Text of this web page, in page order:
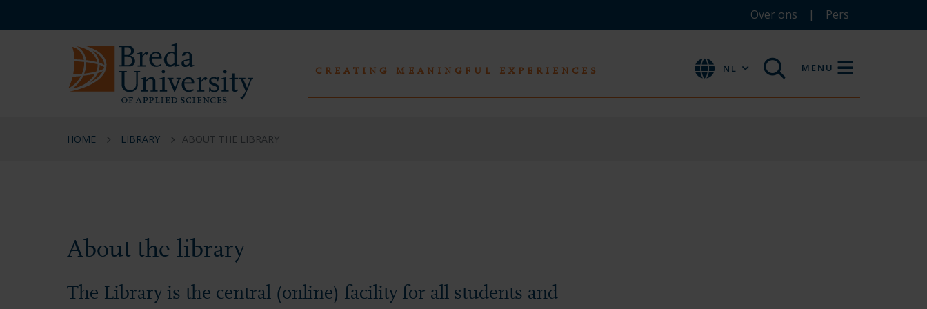
en
en
en
menu
NL
Over ons Pers
CREATING MEANINGFUL EXPERIENCES NL MENU
HOME LIBRARY ABOUT THE LIBRARY
AboutAbout the library
The Library is the central (online) facility for all students and